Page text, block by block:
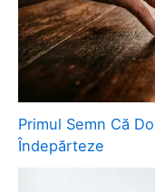
Primul Semn Că
Îndepărteze